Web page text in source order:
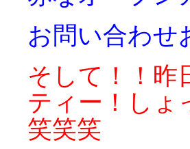
お問い合わせ
そして！！昨
ティー！しょ
笑笑笑